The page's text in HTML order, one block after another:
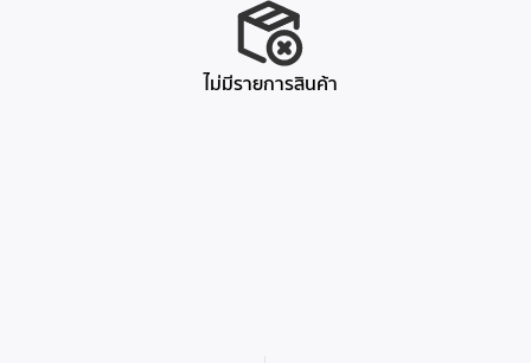
ไม่มีรายการสินค้า